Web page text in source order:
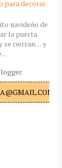
para decorar
navideño de
la puerta
se cierran… y
.